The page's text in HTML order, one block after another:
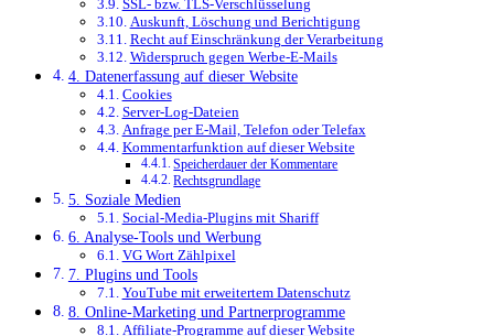
SSL- bzw. TLS-Verschlüsselung
Auskunft, Löschung und Berichtigung
Recht auf Einschränkung der Verarbeitung
Widerspruch gegen Werbe-E-Mails
4. Datenerfassung auf dieser Website
Cookies
Server-Log-Dateien
Anfrage per E-Mail, Telefon oder Telefax
Kommentar­funktion auf dieser Website
Speicherdauer der Kommentare
Rechtsgrundlage
5. Soziale Medien
Social-Media-Plugins mit Shariff
6. Analyse-Tools und Werbung
VG Wort Zählpixel
7. Plugins und Tools
YouTube mit erweitertem Datenschutz
8. Online-Marketing und Partner­programme
Affiliate-Programme auf dieser Website